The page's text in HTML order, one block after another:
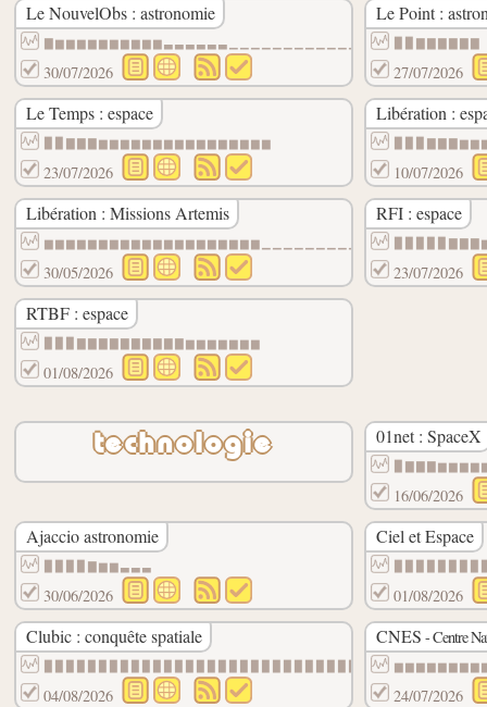
Le NouvelObs : astronomie
▇▆▆▆▆▆▆▆▆▆▆▃▃▃▃▃▃▁▁▁▁▁▁▁▁▁▁▁▁▁▁▁▁▁▁▁▁▁▁▁
30/07/2026
Le Point :
▉▉▇▇▇▇▇▇
27/07/2026
Le Temps : espace
▉▉▇▇▇▆▆▆▆▆▆▆▆▆▆▆▆▆▆▆▆
23/07/2026
Libération :
10/07/2026
Libération : Missions Artemis
▆▆▆▆▆▆▆▆▆▆▆▆▆▆▆▆▆▆▆▆▁▁▁▁▁▁▁▁▁▁▁▁
30/05/2026
RFI : espace
23/07/2026
RTBF : espace
▉▉▉▇▇▇▇▇▇▇▇▇▇▆▆▆▆▆▆▆
01/08/2026
technologie 01net : SpaceX
16/06/2026
Ajaccio astronomie
▉▉▉▉▇▆▆▃▃▃
30/06/2026
Ciel et Espace
01/08/2026
Clubic : conquête spatiale
04/08/2026
CNES - Centre
24/07/2026